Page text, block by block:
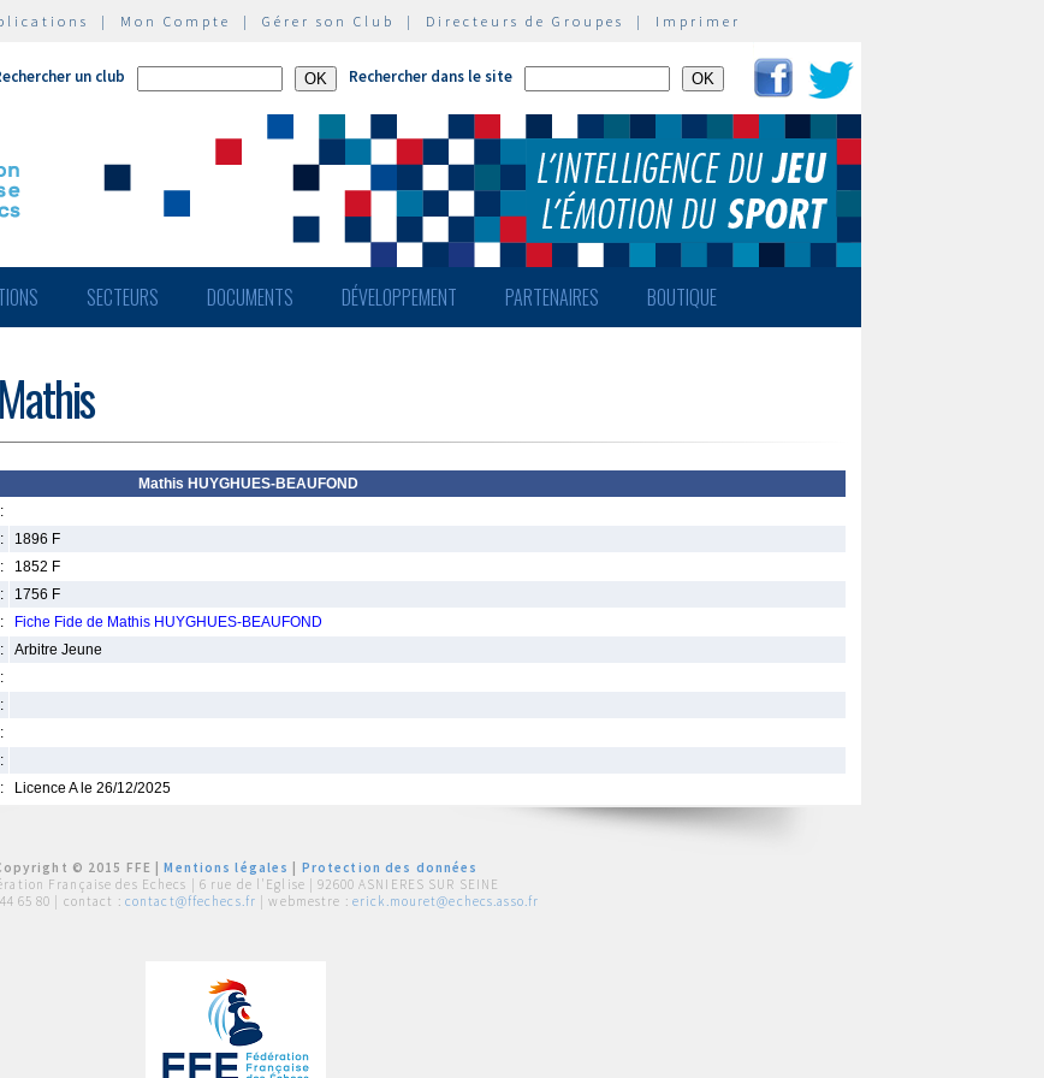
| Mon Compte | Gérer son Club | Directeurs de Groupes | Imprimer
un club Rechercher dans le site
SECTEURS DOCUMENTS DÉVELOPPEMENT PARTENAIRES BOUTIQUE
Mathis HUYGHUES-BEAUFOND
1896 F
1852 F
1756 F
Fiche Fide de Mathis HUYGHUES-BEAUFOND
Arbitre Jeune
Licence A le 26/12/2025
© 2015 FFE |Mentions légales
Protection des données
Française des Echecs | 6 rue de l'Eglise | 92600 ASNIERES SUR SEINE
65 80 | contact : contact@ffechecs.fr | webmestre : erick.mouret@echecs.asso.fr